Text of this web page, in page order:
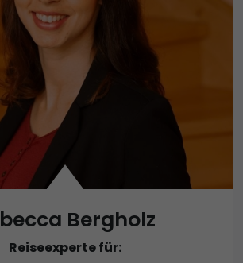
Bergholz
Reiseexperte für: